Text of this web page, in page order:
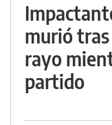
murió
rayo
partido